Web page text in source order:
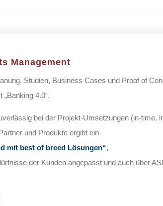
Management
Studien, Business Cases und Proof of
4.0“.
bei der Projekt-Umsetzungen (in-time,
und Produkte ergibt ein
mit best of breed Lösungen“,
der Kunden angepasst und auch über